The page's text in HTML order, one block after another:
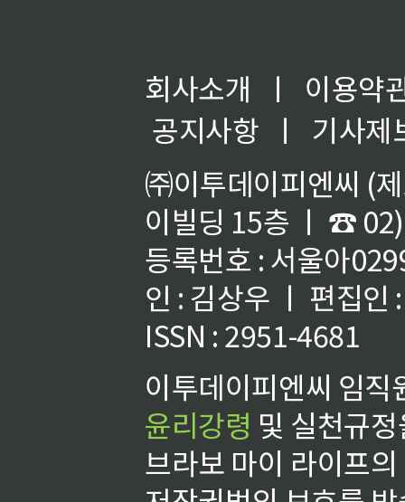
회사소개 ㅣ
이용약
공지사항
ㅣ
기사제
㈜이투데이피엔씨 (
이빌딩 15층 ㅣ ☎
등록번호 : 서울아
인 : 김상우 ㅣ 편집인
ISSN : 2951-4681
이투데이피엔씨 임
윤리강령 및 실천규
브라보 마이 라이프